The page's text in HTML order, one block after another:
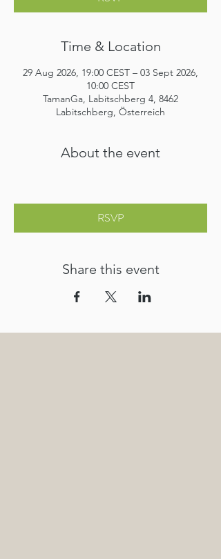
Time & Location
29 Aug 2026, 19:00 CEST – 03 Sept 2026,
10:00 CEST
TamanGa, Labitschberg 4, 8462
Labitschberg, Österreich
About the event
RSVP
Share this event